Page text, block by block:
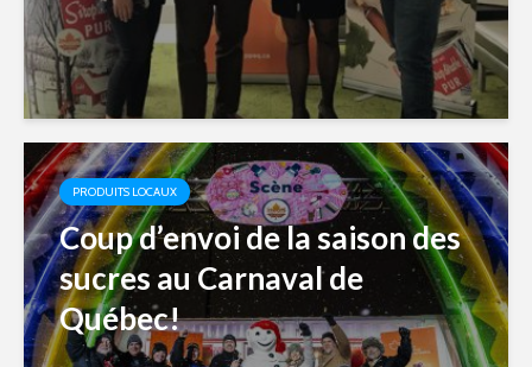
PRODUITS LOCAUX
Coup d’envoi de la saison des
sucres au Carnaval de
Québec!